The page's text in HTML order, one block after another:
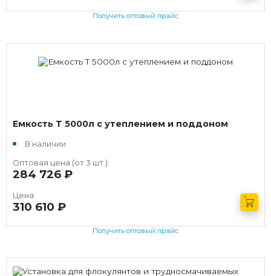
Получить оптовый прайс
Емкость T 5000л с утеплением и поддоном
В наличии
Оптовая цена (от 3 шт.):
284 726
Цена:
310 610
Получить оптовый прайс